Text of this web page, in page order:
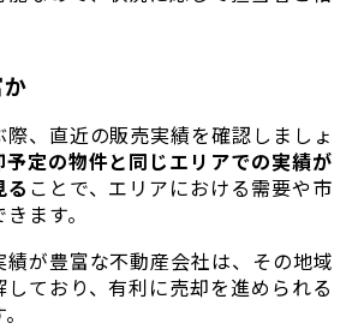
、直近の販売実績を確認しましょ
予定の物件と同じエリアでの実績が
る ことで、エリアにおける需要や市
ます。
が豊富な不動産会社は、その地域
ており、有利に売却を進められる